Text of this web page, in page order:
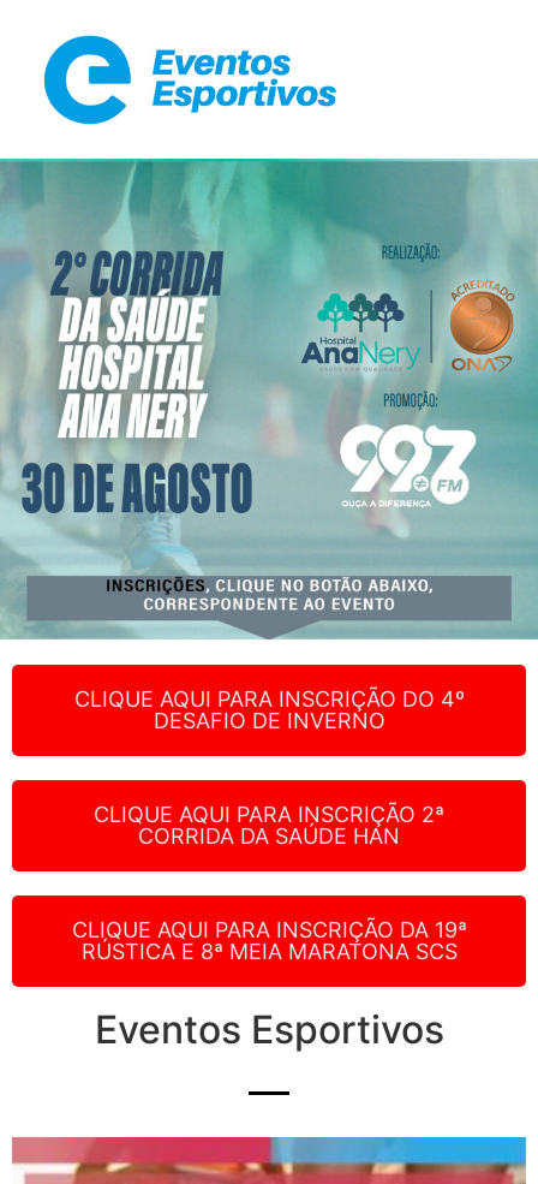
CLIQUE AQUI PARA INSCRIÇÃO DO 4º
DESAFIO DE INVERNO
CLIQUE AQUI PARA INSCRIÇÃO 2ª
CORRIDA DA SAÚDE HAN
CLIQUE AQUI PARA INSCRIÇÃO DA 19ª
RÚSTICA E 8ª MEIA MARATONA SCS
Eventos Esportivos